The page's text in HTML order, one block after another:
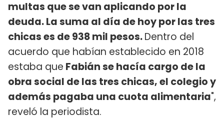
multas que se van aplicando por la
deuda. La suma al día de hoy por las tres
chicas es de 938 mil pesos.Dentro del
acuerdo que habían establecido en 2018
estaba que Fabián se hacía cargo de la
obra social de las tres chicas, el colegio y
además pagaba una cuota alimentaria",
reveló la periodista.